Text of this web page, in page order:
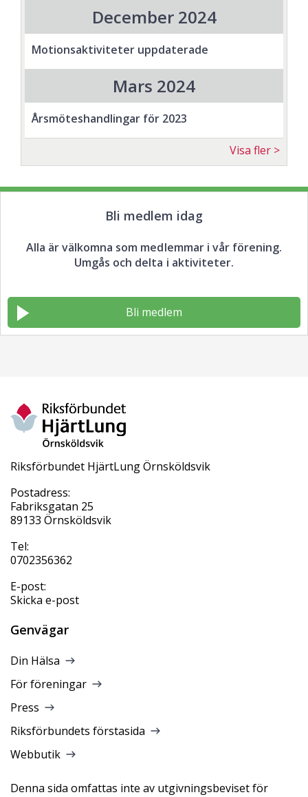
December 2024
Motionsaktiviteter uppdaterade
Mars 2024
Årsmöteshandlingar för 2023
Visa fler
Bli medlem idag
Alla är välkomna som medlemmar i vår förening.
Umgås och delta i aktiviteter.
Bli medlem
Riksförbundet HjärtLung Örnsköldsvik
Postadress:
Fabriksgatan 25
89133 Örnsköldsvik
Tel:
0702356362
E-post:
Skicka e-post
Genvägar
Din Hälsa
För föreningar
Press
Riksförbundets förstasida
Webbutik
Denna sida omfattas inte av utgivningsbeviset för